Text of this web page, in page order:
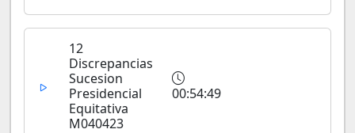
12
Discrepancias
Sucesion
Presidencial
Equitativa
M040423
00:54:49